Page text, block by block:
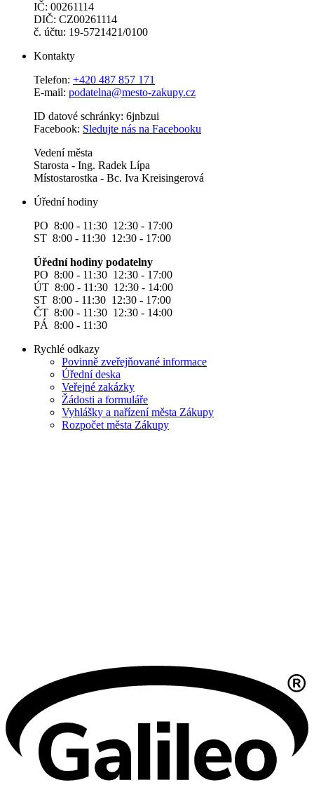
IČ: 00261114
DIČ: CZ00261114
č. účtu: 19-5721421/0100
Kontakty
Telefon: +420 487 857 171
E-mail: podatelna@mesto-zakupy.cz
ID datové schránky: 6jnbzui
Facebook: Sledujte nás na Facebooku
Vedení města
Starosta - Ing. Radek Lípa
Místostarostka - Bc. Iva Kreisingerová
Úřední hodiny
PO 8:00 - 11:30 12:30 - 17:00
ST 8:00 - 11:30 12:30 - 17:00
Úřední hodiny podatelny
PO 8:00 - 11:30 12:30 - 17:00
ÚT 8:00 - 11:30 12:30 - 14:00
ST 8:00 - 11:30 12:30 - 17:00
ČT 8:00 - 11:30 12:30 - 14:00
PÁ 8:00 - 11:30
Rychlé odkazy
Povinně zveřejňované informace
Úřední deska
Veřejné zakázky
Žádosti a formuláře
Vyhlášky a nařízení města Zákupy
Rozpočet města Zákupy